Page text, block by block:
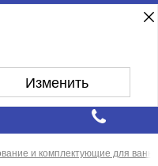
Изменить
и комплектующие для ванн